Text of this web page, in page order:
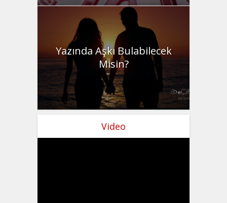
Yazında Aşkı Bulabilecek
Misin?
Video